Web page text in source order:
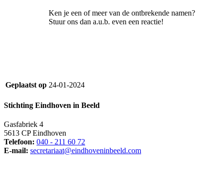
Ken je een of meer van de ontbrekende namen?
Stuur ons dan a.u.b. even een reactie!
Geplaatst op 24-01-2024
Stichting Eindhoven in Beeld
Gasfabriek 4
5613 CP Eindhoven
Telefoon: 040 - 211 60 72
E-mail: secretariaat@eindhoveninbeeld.com